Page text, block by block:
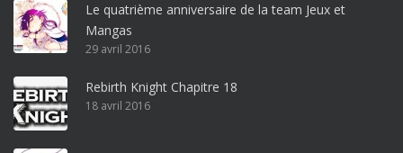
o
ff
i
c
e
3
Le quatrième anniversaire de la team Jeux et
Mangas
29 avril 2016
Rebirth Knight Chapitre 18
18 avril 2016